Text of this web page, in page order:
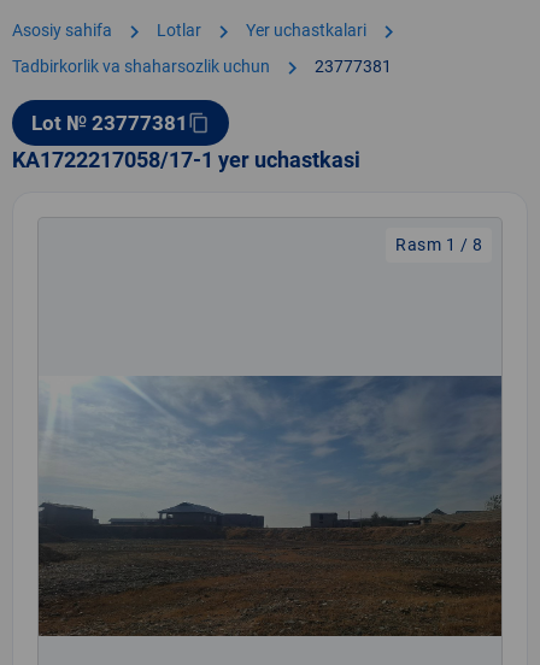
Asosiy sahifa chevron_right Lotlar chevron_right Yer uchastkalari chevron_right
Tadbirkorlik va shaharsozlik uchun chevron_right 23777381
Lot № 23777381 content_copy
KA1722217058/17-1 yer uchastkasi
Rasm 1 / 8